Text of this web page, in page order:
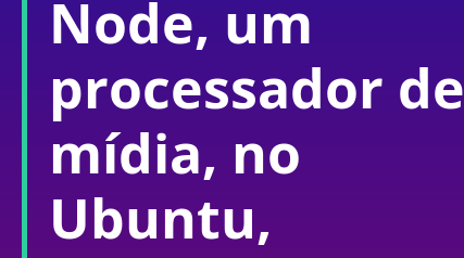
Node, um
processador de
mídia, no
Ubuntu,